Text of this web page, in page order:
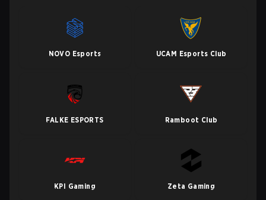
NOVO Esports UCAM Esports Club
FALKE ESPORTS Ramboot Club
KPI Gaming Zeta Gaming